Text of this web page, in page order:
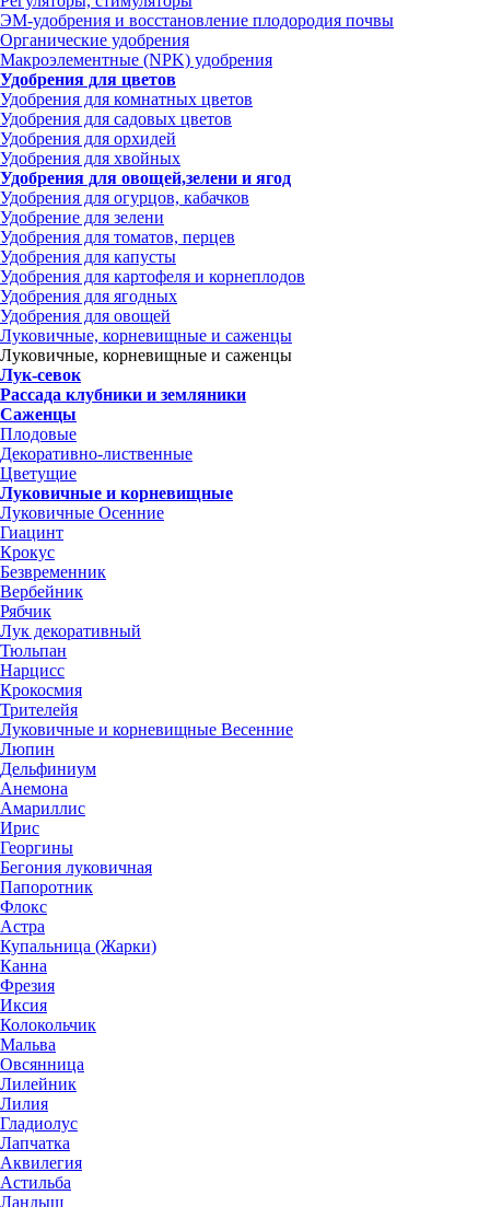
ЭМ-удобрения и восстановление плодородия почвы
Органические удобрения
Макроэлементные (NPK) удобрения
Удобрения для цветов
Удобрения для комнатных цветов
Удобрения для садовых цветов
Удобрения для орхидей
Удобрения для хвойных
Удобрения для овощей,зелени и ягод
Удобрения для огурцов, кабачков
Удобрение для зелени
Удобрения для томатов, перцев
Удобрения для капусты
Удобрения для картофеля и корнеплодов
Удобрения для ягодных
Удобрения для овощей
Луковичные, корневищные и саженцы
Луковичные, корневищные и саженцы
Лук-севок
Рассада клубники и земляники
Саженцы
Плодовые
Декоративно-лиственные
Цветущие
Луковичные и корневищные
Луковичные Осенние
Гиацинт
Крокус
Безвременник
Вербейник
Рябчик
Лук декоративный
Тюльпан
Нарцисс
Крокосмия
Трителейя
Луковичные и корневищные Весенние
Люпин
Дельфиниум
Анемона
Амариллис
Ирис
Георгины
Бегония луковичная
Папоротник
Флокс
Астра
Купальница (Жарки)
Канна
Фрезия
Иксия
Колокольчик
Мальва
Овсянница
Лилейник
Лилия
Гладиолус
Лапчатка
Аквилегия
Астильба
Ландыш